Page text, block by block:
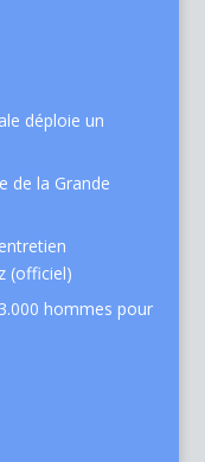
déploie un
de la Grande
(officiel)
hommes pour